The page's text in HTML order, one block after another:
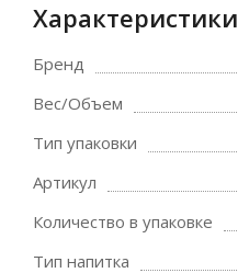
Характеристики
Бренд
Вес/Объем
Тип упаковки
Артикул
Количество в упаковке
Тип напитка